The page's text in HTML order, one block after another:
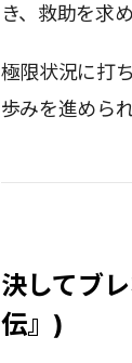
き、救助を求
極限状況に打
歩みを進めら
決してブ
伝』)